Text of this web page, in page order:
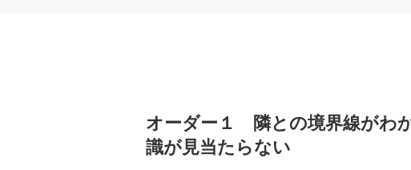
オーダー１ 隣との境界線がわ
識が見当たらない